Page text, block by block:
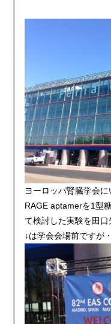
ヨーロッパ腎臓学会に
RAGE aptamerを1型
て検討した実験を田口
↓は学会会場前ですが